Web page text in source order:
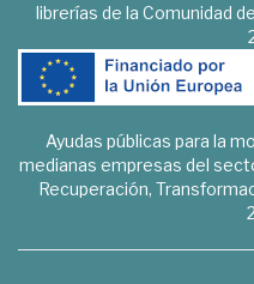
librerías de la Comunidad
Ayudas públicas para la
medianas empresas del
Recuperación,